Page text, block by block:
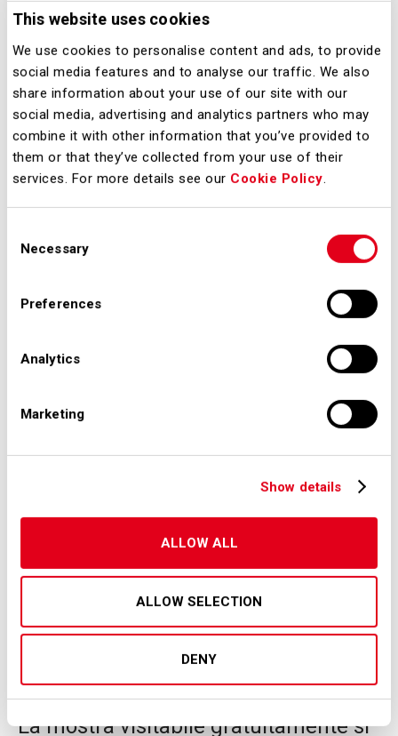
This website uses cookies
We use cookies to personalise content and ads, to provide
social media features and to analyse our traffic. We also
share information about your use of our site with our
social media, advertising and analytics partners who may
combine it with other information that you’ve provided to
them or that they’ve collected from your use of their
services. For more details see our Cookie Policy.
Selection
Necessary
Preferences
Analytics
Marketing
Show details
ALLOW ALL
ALLOW SELECTION
DENY
bellezza.
conferma non solo porta d'accesso
internazionale al territorio, ma anche
luogo di incontro tra culture,
innovazione e impegno verso un
futuro più sostenibile.
L'arrivo delle opere a Milano
grazie al supporto di Turkish Airlines,
internazionale delle opere
dall'Argentina, tappa precedente del
percorso espositivo, contribuendo alla
unisce idealmente continenti, culture
e sensibilità diverse attraverso il
linguaggio universale dell'arte.
Airports rinnova il proprio impegno
nella promozione di progetti culturali
un'esperienza artistica capace di
stimolare riflessioni sui temi più
urgenti del nostro tempo.
La mostra visitabile gratuitamente si